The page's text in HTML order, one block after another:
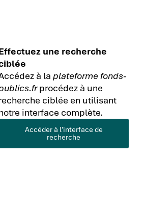
une recherche
à laplateforme fonds-
procédez à une
ciblée en utilisant
interface complète.
Accéder à l'interface de
recherche